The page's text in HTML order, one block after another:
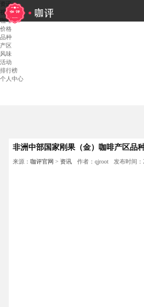
资讯
视频
咖啡
价格
品种
产区
风味
活动
排行榜
个人中心
非洲中部国家刚果（金）咖啡产区品
来源：咖评官网 > 资讯 作者：qjroot 发布时间：